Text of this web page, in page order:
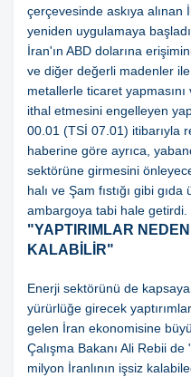
çerçevesinde askıya alınan
yeniden uygulamaya başladı.
İran'ın ABD dolarına
ve diğer değerli madenler
metallerle ticaret yapmasını
ithal etmesini engelleyen
00.01 (TSİ 07.01) itibarıyla
haberine göre ayrıca,
sektörüne girmesini
halı ve Şam fıstığı gibi
ambargoya tabi hale getirdi.
"YAPTIRIMLAR
KALABİLİR"
Enerji sektörünü de
yürürlüğe girecek
gelen İran ekonomisine
Çalışma Bakanı Ali Rebii de
milyon İranlının işsiz